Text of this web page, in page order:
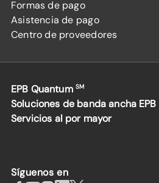
Formas de pago
Asistencia de pago
Centro de proveedores
EPB Quantum SM
Soluciones de banda ancha EPB
Servicios al por mayor
Síguenos en